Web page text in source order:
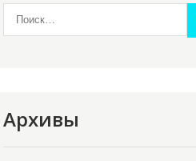
Архивы